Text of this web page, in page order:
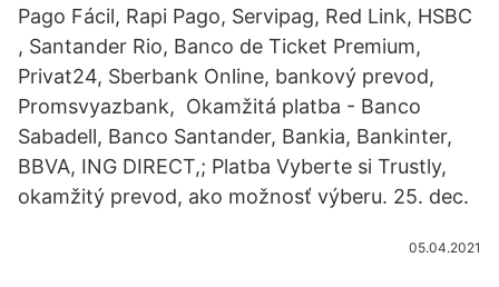
Pago Fácil, Rapi Pago, Servipag, Red Link, HSBC
, Santander Rio, Banco de Ticket Premium,
Privat24, Sberbank Online, bankový prevod,
Promsvyazbank, Okamžitá platba - Banco
Sabadell, Banco Santander, Bankia, Bankinter,
BBVA, ING DIRECT,; Platba Vyberte si Trustly,
okamžitý prevod, ako možnosť výberu. 25. dec.
05.04.2021